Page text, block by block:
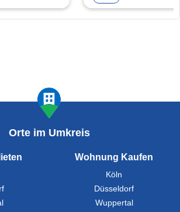
Orte im Umkreis
Wohnung Kaufen
Köln
Düsseldorf
Wuppertal